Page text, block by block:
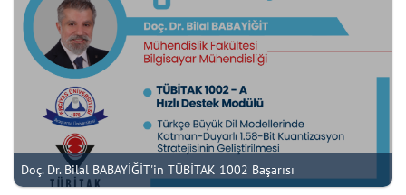
Doç. Dr. Bilal BABAYİĞİT'in TÜBİTAK 1002 Başarısı